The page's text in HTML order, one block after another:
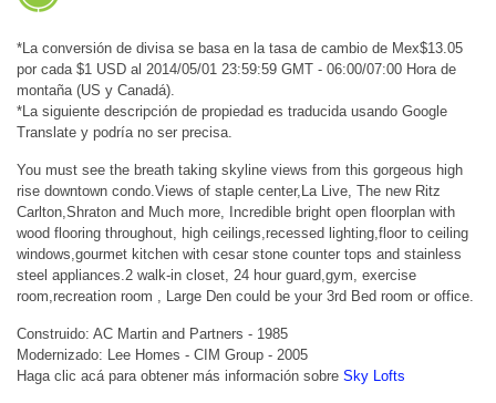
*La conversión de divisa se basa en la tasa de cambio de Mex$13.05
por cada $1 USD al 2014/05/01 23:59:59 GMT - 06:00/07:00 Hora de
montaña (US y Canadá).
*La siguiente descripción de propiedad es traducida usando Google
Translate y podría no ser precisa.
You must see the breath taking skyline views from this gorgeous high
rise downtown condo.Views of staple center,La Live, The new Ritz
Carlton,Shraton and Much more, Incredible bright open floorplan with
wood flooring throughout, high ceilings,recessed lighting,floor to ceiling
windows,gourmet kitchen with cesar stone counter tops and stainless
steel appliances.2 walk-in closet, 24 hour guard,gym, exercise
room,recreation room , Large Den could be your 3rd Bed room or office.
Construido: AC Martin and Partners - 1985
Modernizado: Lee Homes - CIM Group - 2005
Haga clic acá para obtener más información sobre Sky Lofts